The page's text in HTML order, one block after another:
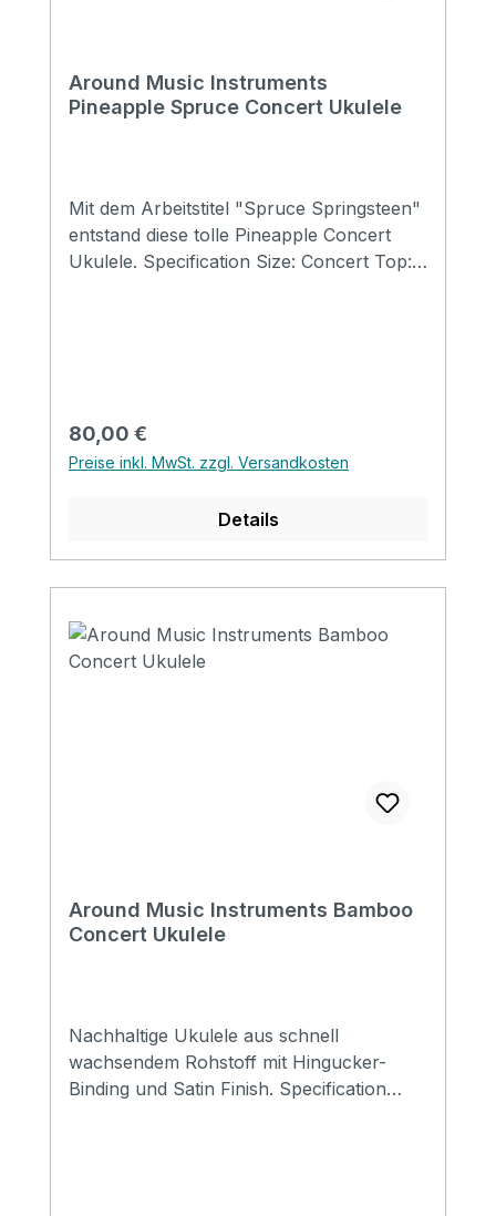
Around Music Instruments
Pineapple Spruce Concert Ukulele
Mit dem Arbeitstitel "Spruce Springsteen"
entstand diese tolle Pineapple Concert
Ukulele. Specification Size: Concert Top:
Regulärer Preis:
80,00 €
Preise inkl. MwSt. zzgl. Versandkosten
Details
Around Music Instruments Bamboo
Concert Ukulele
Nachhaltige Ukulele aus schnell
wachsendem Rohstoff mit Hingucker-
Binding und Satin Finish. Specification